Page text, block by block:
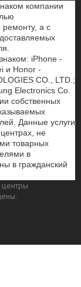
компании
ремонту, а с
iPhone -
и Honor -
CO., LTD.;
Electronics Co.
собственных
Данные услуги
не
товарных
в
в гражданский